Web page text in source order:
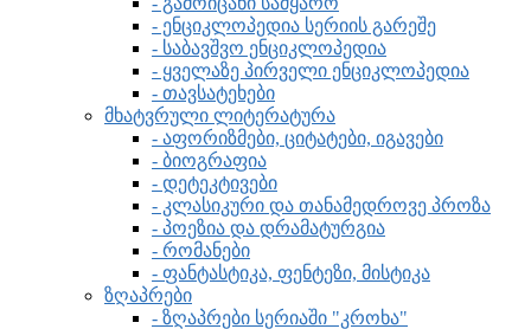
- ენციკლოპედია სერიის გარეშე
- საბავშვო ენციკლოპედია
- ყველაზე პირველი ენციკლოპედია
- თავსატეხები
მხატვრული ლიტერატურა
- აფორიზმები, ციტატები, იგავები
- ბიოგრაფია
- დეტეკტივები
- კლასიკური და თანამედროვე პროზა
- პოეზია და დრამატურგია
- რომანები
- ფანტასტიკა, ფენტეზი, მისტიკა
ზღაპრები
- ზღაპრები სერიაში "კროხა"